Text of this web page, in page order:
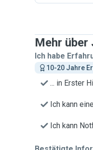
Mehr über
Ich habe
10-20 Jahre
... in Erster
Ich kann
Ich kann